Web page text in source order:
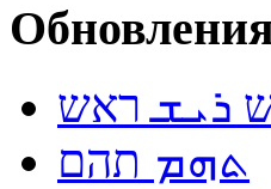
ܪܝܫ ראש
ܬܗܡ תהם